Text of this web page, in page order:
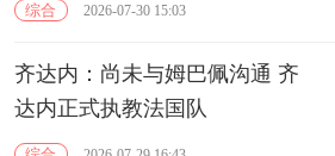
综合 2026-07-30 15:03
齐达内：尚未与姆巴佩沟通 齐
达内正式执教法国队